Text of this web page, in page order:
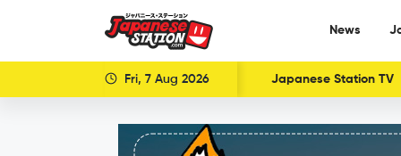
News
Fri, 7 Aug 2026 Japanese Station TV